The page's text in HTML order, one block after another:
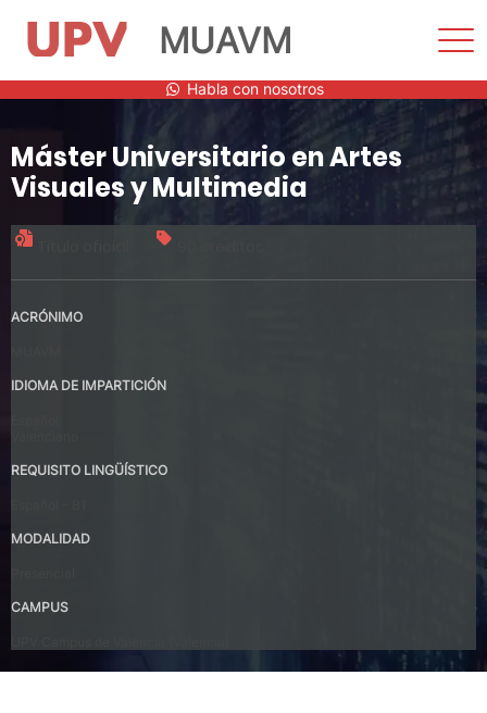
MUAVM
Habla con nosotros
Máster Universitario en Artes
Visuales y Multimedia
ACRÓNIMO
IDIOMA DE IMPARTICIÓN
REQUISITO LINGÜÍSTICO
MODALIDAD
CAMPUS